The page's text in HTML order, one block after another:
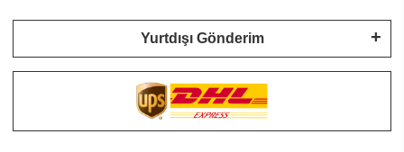
Yurtdışı Gönderim